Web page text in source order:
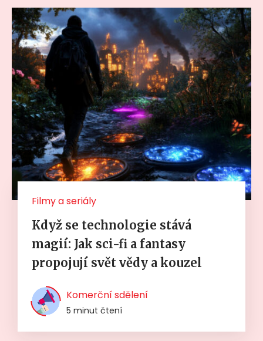
Filmy a seriály
Když se technologie stává
magií: Jak sci-fi a fantasy
propojují svět vědy a kouzel
Komerční sdělení
5 minut čtení